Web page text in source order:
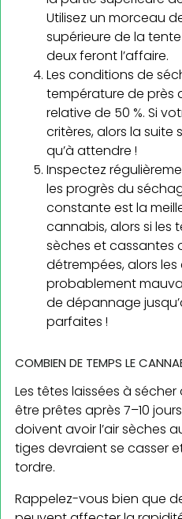
Utilisez un morceau
supérieure de la
deux feront l’affaire.
Les conditions de
température de près
relative de 50 %. Si
critères, alors la suite
qu’à attendre !
Inspectez
les progrès du
constante est la
cannabis, alors si les
sèches et cassantes
détrempées, alors
probablement
de dépannage
parfaites !
COMBIEN DE TEMPS LE
Les têtes laissées à
être prêtes après 7–10
doivent avoir l’air sèches
tiges devraient se casser
tordre.
Rappelez-vous bien que